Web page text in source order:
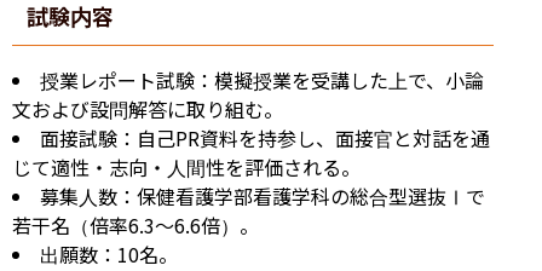
試験内容
授業レポート試験：模擬授業を受講した上で、小論
文および設問解答に取り組む。
面接試験：自己PR資料を持参し、面接官と対話を通
じて適性・志向・人間性を評価される。
募集人数：保健看護学部看護学科の総合型選抜Ⅰで
若干名（倍率6.3～6.6倍）。
出願数：10名。